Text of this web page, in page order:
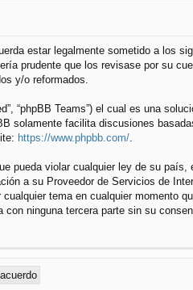
estar legalmente sometido a los
prudente que los revisase por su
y/o reformados.
“phpBB Teams”) el cual es una
solamente facilita discusiones
https://www.phpbb.com/
pueda violar cualquier ley de su país,
a su Proveedor de Servicios de
tema en cualquier momento
ninguna tercera parte sin su